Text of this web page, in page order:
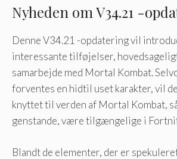
Nyheden om V34.21 -
Denne V34.21 -opdatering vil
interessante tilføjelser,
samarbejde med Mortal Kombat.
forventes en hidtil uset karakter, vil
knyttet til verden af ​​Mortal Kombat,
genstande, være tilgængelige i
Blandt de elementer, der er